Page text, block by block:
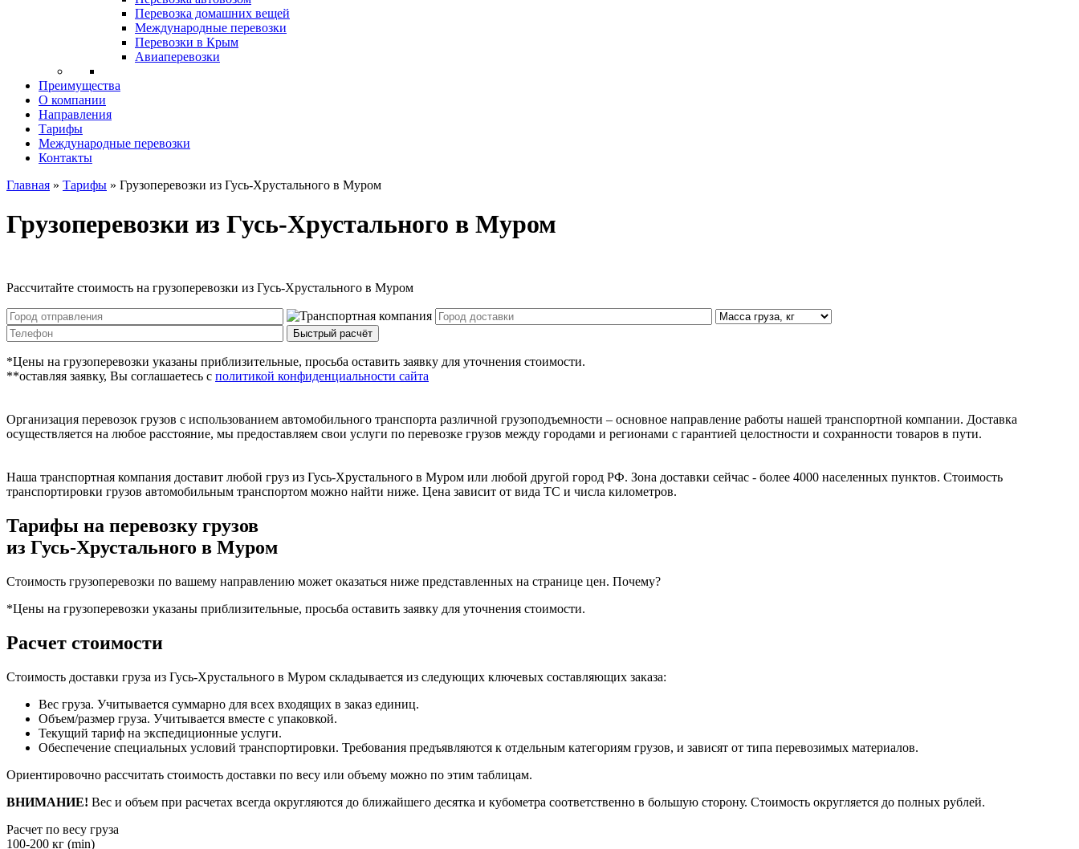
Перевозка домашних вещей
Международные перевозки
Перевозки в Крым
Авиаперевозки
Преимущества
О компании
Направления
Тарифы
Международные перевозки
Контакты
Главная » Тарифы » Грузоперевозки из Гусь-Хрустального в Муром
Грузоперевозки из Гусь-Хрустального в Муром
Рассчитайте стоимость на грузоперевозки из Гусь-Хрустального в Муром
Быстрый расчёт
*Цены на грузоперевозки указаны приблизительные, просьба оставить заявку для уточнения стоимости.
**оставляя заявку, Вы соглашаетесь с политикой конфиденциальности сайта
Организация перевозок грузов с использованием автомобильного транспорта различной грузоподъемности – основное направление работы нашей транспортной компании. Доставка
осуществляется на любое расстояние, мы предоставляем свои услуги по перевозке грузов между городами и регионами с гарантией целостности и сохранности товаров в пути.
Наша транспортная компания доставит любой груз из Гусь-Хрустального в Муром или любой другой город РФ. Зона доставки сейчас - более 4000 населенных пунктов. Стоимость
транспортировки грузов автомобильным транспортом можно найти ниже. Цена зависит от вида ТС и числа километров.
Тарифы на перевозку грузов
из Гусь-Хрустального в Муром
Стоимость грузоперевозки по вашему направлению может оказаться ниже представленных на странице цен. Почему?
*Цены на грузоперевозки указаны приблизительные, просьба оставить заявку для уточнения стоимости.
Расчет стоимости
Стоимость доставки груза из Гусь-Хрустального в Муром складывается из следующих ключевых составляющих заказа:
Вес груза. Учитывается суммарно для всех входящих в заказ единиц.
Объем/размер груза. Учитывается вместе с упаковкой.
Текущий тариф на экспедиционные услуги.
Обеспечение специальных условий транспортировки. Требования предъявляются к отдельным категориям грузов, и зависят от типа перевозимых материалов.
Ориентировочно рассчитать стоимость доставки по весу или объему можно по этим таблицам.
ВНИМАНИЕ! Вес и объем при расчетах всегда округляются до ближайшего десятка и кубометра соответственно в большую сторону. Стоимость округляется до полных рублей.
Расчет по весу груза
100-200 кг (min)